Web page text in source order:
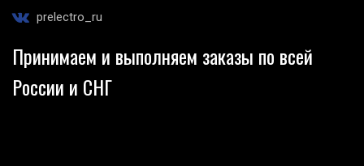
prelectro_ru
Принимаем и выполняем заказы по всей
России и СНГ